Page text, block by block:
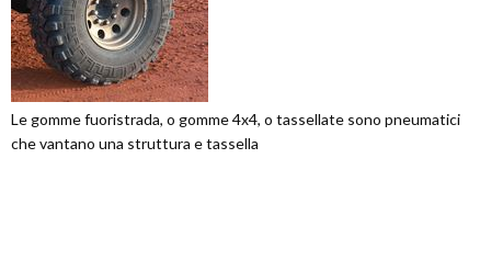
Le gomme fuoristrada, o gomme 4x4, o tassellate sono pneumatici
che vantano una struttura e tassella